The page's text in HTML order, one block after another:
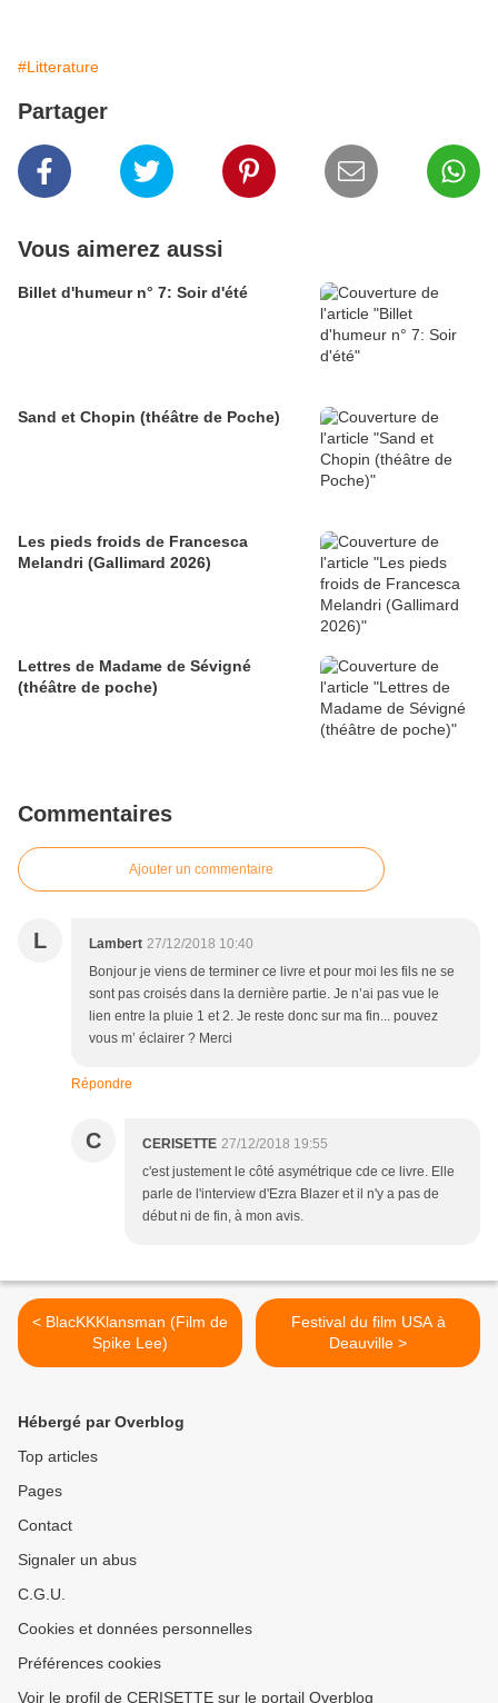
#Litterature
Partager
Vous aimerez aussi
Billet d'humeur n° 7: Soir d'été
Sand et Chopin (théâtre de Poche)
Les pieds froids de Francesca
Melandri (Gallimard 2026)
Lettres de Madame de Sévigné
(théâtre de poche)
Commentaires
Ajouter un commentaire
L Lambert 27/12/2018 10:40
Bonjour je viens de terminer ce livre et pour moi les fils ne se
sont pas croisés dans la dernière partie. Je n’ai pas vue le
lien entre la pluie 1 et 2. Je reste donc sur ma fin... pouvez
vous m’ éclairer ? Merci
Répondre
C CERISETTE 27/12/2018 19:55
c'est justement le côté asymétrique cde ce livre. Elle
parle de l'interview d'Ezra Blazer et il n'y a pas de
début ni de fin, à mon avis.
< BlacKKKlansman (Film de
Spike Lee)
Festival du film USA à
Deauville >
Hébergé par Overblog
Top articles
Pages
Contact
Signaler un abus
C.G.U.
Cookies et données personnelles
Préférences cookies
Voir le profil de CERISETTE sur le portail Overblog